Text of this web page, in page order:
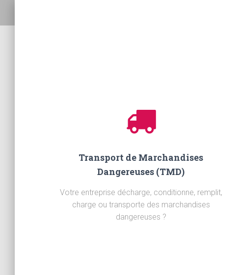
Transport de Marchandises
Dangereuses (TMD)
Votre entreprise décharge, conditionne, remplit,
charge ou transporte des marchandises
dangereuses ?